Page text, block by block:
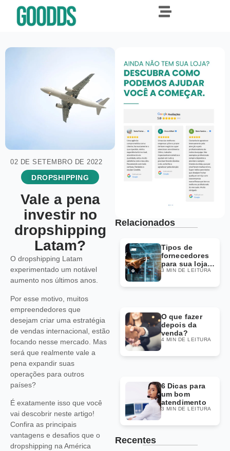
02 DE SETEMBRO DE 2022
DROPSHIPPING
Vale a pena
investir no
dropshipping
Latam?
O dropshipping Latam
experimentado um notável
aumento nos últimos anos.
Por esse motivo, muitos
empreendedores que
desejam criar uma estratégia
de vendas internacional, estão
focando nesse mercado. Mas
será que realmente vale a
pena expandir suas
operações para outros
países?
É exatamente isso que você
vai descobrir neste artigo!
Confira as principais
vantagens e desafios que o
dropshipping na América
Relacionados
Tipos de
fornecedores
para sua loja
Dropshipping
3 MIN DE LEITURA
O que fazer
depois da
venda?
4 MIN DE LEITURA
6 Dicas para
um bom
atendimento
3 MIN DE LEITURA
Recentes